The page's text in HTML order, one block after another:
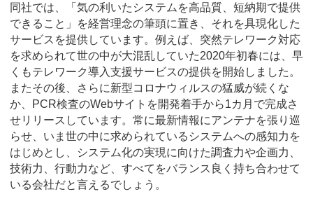
同社では、「気の利いたシステムを高品質、短納期で提供
できること」を経営理念の筆頭に置き、それを具現化した
サービスを提供しています。例えば、突然テレワーク対応
を求められて世の中が大混乱していた2020年初春には、早
くもテレワーク導入支援サービスの提供を開始しました。
またその後、さらに新型コロナウィルスの猛威が続くな
か、PCR検査のWebサイトを開発着手から1カ月で完成さ
せリリースしています。常に最新情報にアンテナを張り巡
らせ、いま世の中に求められているシステムへの感知力を
はじめとし、システム化の実現に向けた調査力や企画力、
技術力、行動力など、すべてをバランス良く持ち合わせて
いる会社だと言えるでしょう。